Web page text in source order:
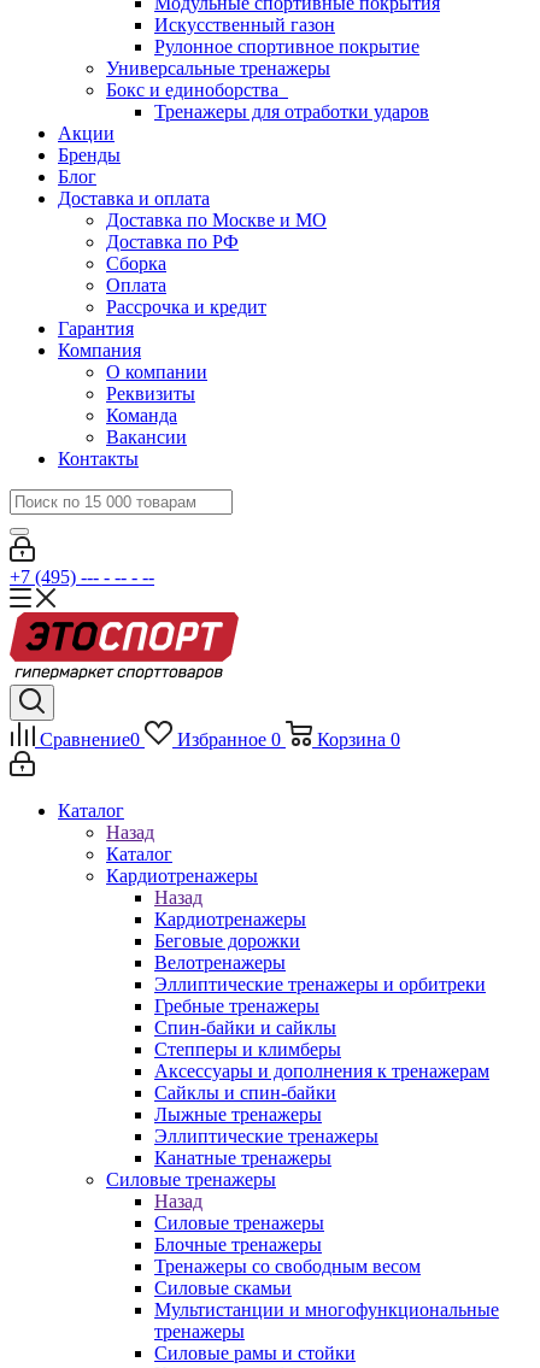
Искусственный газон
Рулонное спортивное покрытие
Универсальные тренажеры
Бокс и единоборства
Тренажеры для отработки ударов
Акции
Бренды
Блог
Доставка и оплата
Доставка по Москве и МО
Доставка по РФ
Сборка
Оплата
Рассрочка и кредит
Гарантия
Компания
О компании
Реквизиты
Команда
Вакансии
Контакты
+7 (495) --- - -- - --
Сравнение0 Избранное 0 Корзина 0
Каталог
Назад
Каталог
Кардиотренажеры
Назад
Кардиотренажеры
Беговые дорожки
Велотренажеры
Эллиптические тренажеры и орбитреки
Гребные тренажеры
Спин-байки и сайклы
Степперы и климберы
Аксессуары и дополнения к тренажерам
Сайклы и спин-байки
Лыжные тренажеры
Эллиптические тренажеры
Канатные тренажеры
Силовые тренажеры
Назад
Силовые тренажеры
Блочные тренажеры
Тренажеры со свободным весом
Силовые скамьи
Мультистанции и многофункциональные
тренажеры
Силовые рамы и стойки